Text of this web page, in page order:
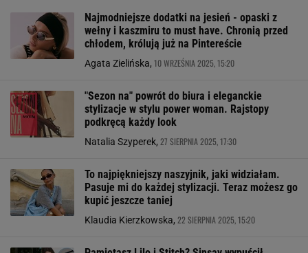
Najmodniejsze dodatki na jesień - opaski z
wełny i kaszmiru to must have. Chronią przed
chłodem, królują już na Pintereście
Agata Zielińska, 10 WRZEŚNIA 2025, 15:20
"Sezon na" powrót do biura i eleganckie
stylizacje w stylu power woman. Rajstopy
podkręcą każdy look
Natalia Szyperek, 27 SIERPNIA 2025, 17:30
To najpiękniejszy naszyjnik, jaki widziałam.
Pasuje mi do każdej stylizacji. Teraz możesz go
kupić jeszcze taniej
Klaudia Kierzkowska, 22 SIERPNIA 2025, 15:20